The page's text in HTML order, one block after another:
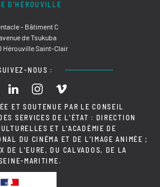
D'HÉROUVILLE
- Bâtiment C
de Tsukuba
Hérouville Saint-Clair
NOUS :
ET SOUTENUE PAR LE CONSEIL
SERVICES DE L'ÉTAT : DIRECTION
ET L'ACADÉMIE DE
DU CINÉMA ET DE L'IMAGE ANIMÉE ;
DE L'EURE, DU CALVADOS, DE LA
MARITIME.